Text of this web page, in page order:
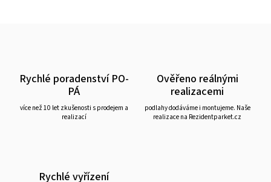
Rychlé poradenství PO-
PÁ
více než 10 let zkušenosti s prodejem a
realizací
Ověřeno reálnými
realizacemi
podlahy dodáváme i montujeme. Naše
realizace na Rezidentparket.cz
Rychlé vyřízení